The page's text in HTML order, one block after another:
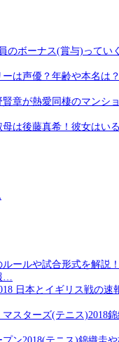
のボーナス(賞与)ってい
ーは声優？年齢や本名は
章が熱愛同棲のマンシ
は後藤真希！彼女はい
ルールや試合形式を解説
…
日本とイギリス戦の速
スターズ(テニス)2018